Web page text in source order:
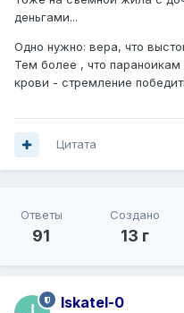
деньгами...
Одно нужно: вера, что
Тем более , что параноикам
крови - стремление
Цитата
Ответы
91
Создано
13 г
Iskatel-0